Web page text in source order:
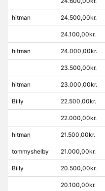
hitman 24.500,00kr.
24.100,00kr.
hitman 24.000,00kr.
23.500,00kr.
hitman 23.000,00kr.
Billy 22.500,00kr.
22.000,00kr.
hitman 21.500,00kr.
tommyshelby 21.000,00kr.
Billy 20.500,00kr.
20.100,00kr.